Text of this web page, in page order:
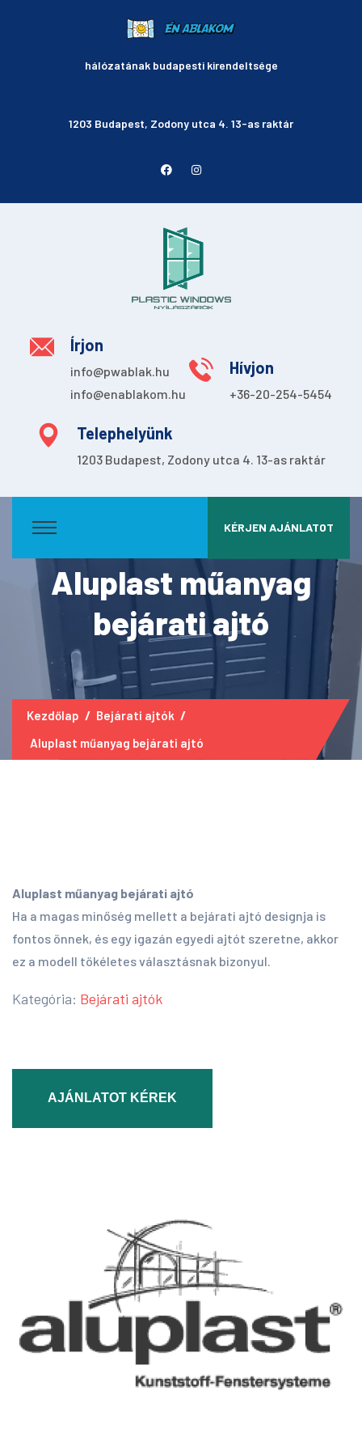
hálózatának budapesti kirendeltsége
1203 Budapest, Zodony utca 4. 13-as raktár
Írjon
info@pwablak.hu
info@enablakom.hu
Hívjon
+36-20-254-5454
Telephelyünk
1203 Budapest, Zodony utca 4. 13-as raktár
KÉRJEN AJÁNLATOT
Aluplast műanyag
bejárati ajtó
Kezdőlap
Bejárati ajtók
Aluplast műanyag bejárati ajtó
Aluplast műanyag bejárati ajtó
Ha a magas minőség mellett a bejárati ajtó designja is
fontos önnek, és egy igazán egyedi ajtót szeretne, akkor
ez a modell tökéletes választásnak bizonyul.
Kategória: Bejárati ajtók
AJÁNLATOT KÉREK